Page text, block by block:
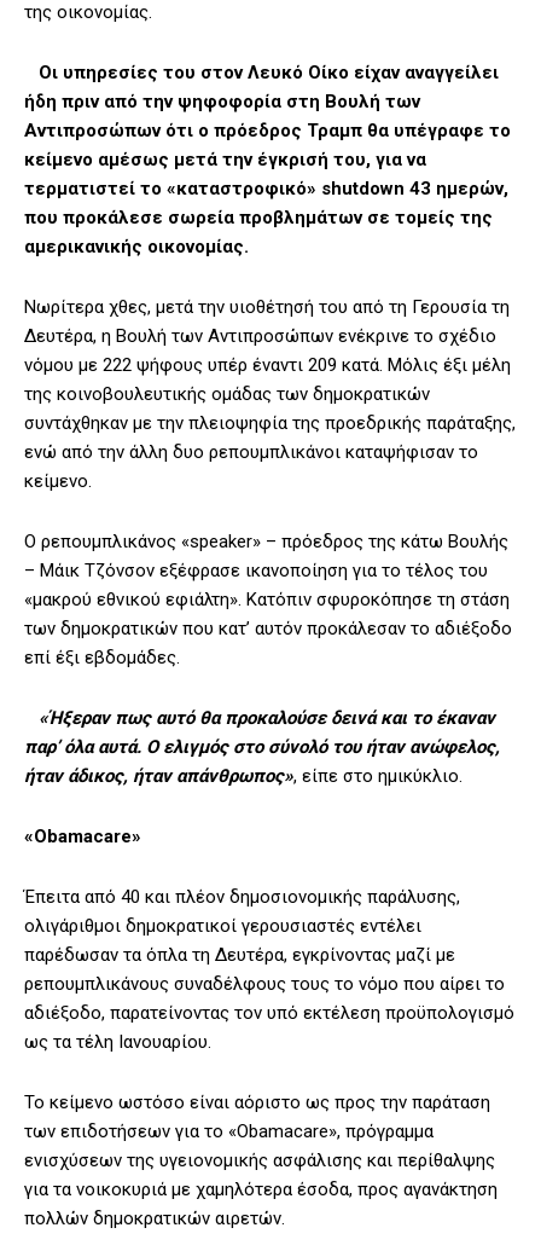
της οικονομίας.
Οι υπηρεσίες του στον Λευκό Οίκο είχαν αναγγείλει
ήδη πριν από την ψηφοφορία στη Βουλή των
Αντιπροσώπων ότι ο πρόεδρος Τραμπ θα υπέγραφε το
κείμενο αμέσως μετά την έγκρισή του, για να
τερματιστεί το «καταστροφικό» shutdown 43 ημερών,
που προκάλεσε σωρεία προβλημάτων σε τομείς της
αμερικανικής οικονομίας.
Νωρίτερα χθες, μετά την υιοθέτησή του από τη Γερουσία τη
Δευτέρα, η Βουλή των Αντιπροσώπων ενέκρινε το σχέδιο
νόμου με 222 ψήφους υπέρ έναντι 209 κατά. Μόλις έξι μέλη
της κοινοβουλευτικής ομάδας των δημοκρατικών
συντάχθηκαν με την πλειοψηφία της προεδρικής παράταξης,
ενώ από την άλλη δυο ρεπουμπλικάνοι καταψήφισαν το
κείμενο.
Ο ρεπουμπλικάνος «speaker» – πρόεδρος της κάτω Βουλής
– Μάικ Τζόνσον εξέφρασε ικανοποίηση για το τέλος του
«μακρού εθνικού εφιάλτη». Κατόπιν σφυροκόπησε τη στάση
των δημοκρατικών που κατ’ αυτόν προκάλεσαν το αδιέξοδο
επί έξι εβδομάδες.
«Ήξεραν πως αυτό θα προκαλούσε δεινά και το έκαναν
παρ’ όλα αυτά. Ο ελιγμός στο σύνολό του ήταν ανώφελος,
ήταν άδικος, ήταν απάνθρωπος», είπε στο ημικύκλιο.
«Obamacare»
Έπειτα από 40 και πλέον δημοσιονομικής παράλυσης,
ολιγάριθμοι δημοκρατικοί γερουσιαστές εντέλει
παρέδωσαν τα όπλα τη Δευτέρα, εγκρίνοντας μαζί με
ρεπουμπλικάνους συναδέλφους τους το νόμο που αίρει το
αδιέξοδο, παρατείνοντας τον υπό εκτέλεση προϋπολογισμό
ως τα τέλη Ιανουαρίου.
Το κείμενο ωστόσο είναι αόριστο ως προς την παράταση
των επιδοτήσεων για το «Obamacare», πρόγραμμα
ενισχύσεων της υγειονομικής ασφάλισης και περίθαλψης
για τα νοικοκυριά με χαμηλότερα έσοδα, προς αγανάκτηση
πολλών δημοκρατικών αιρετών.